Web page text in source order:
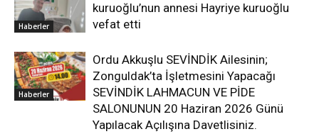
Haberler
kuruoğlu’nun annesi Hayriye kuruoğlu
vefat etti
Haberler
Ordu Akkuşlu SEVİNDİK Ailesinin;
Zonguldak’ta İşletmesini Yapacağı
SEVİNDİK LAHMACUN VE PİDE
SALONUNUN 20 Haziran 2026 Günü
Yapılacak Açılışına Davetlisiniz.